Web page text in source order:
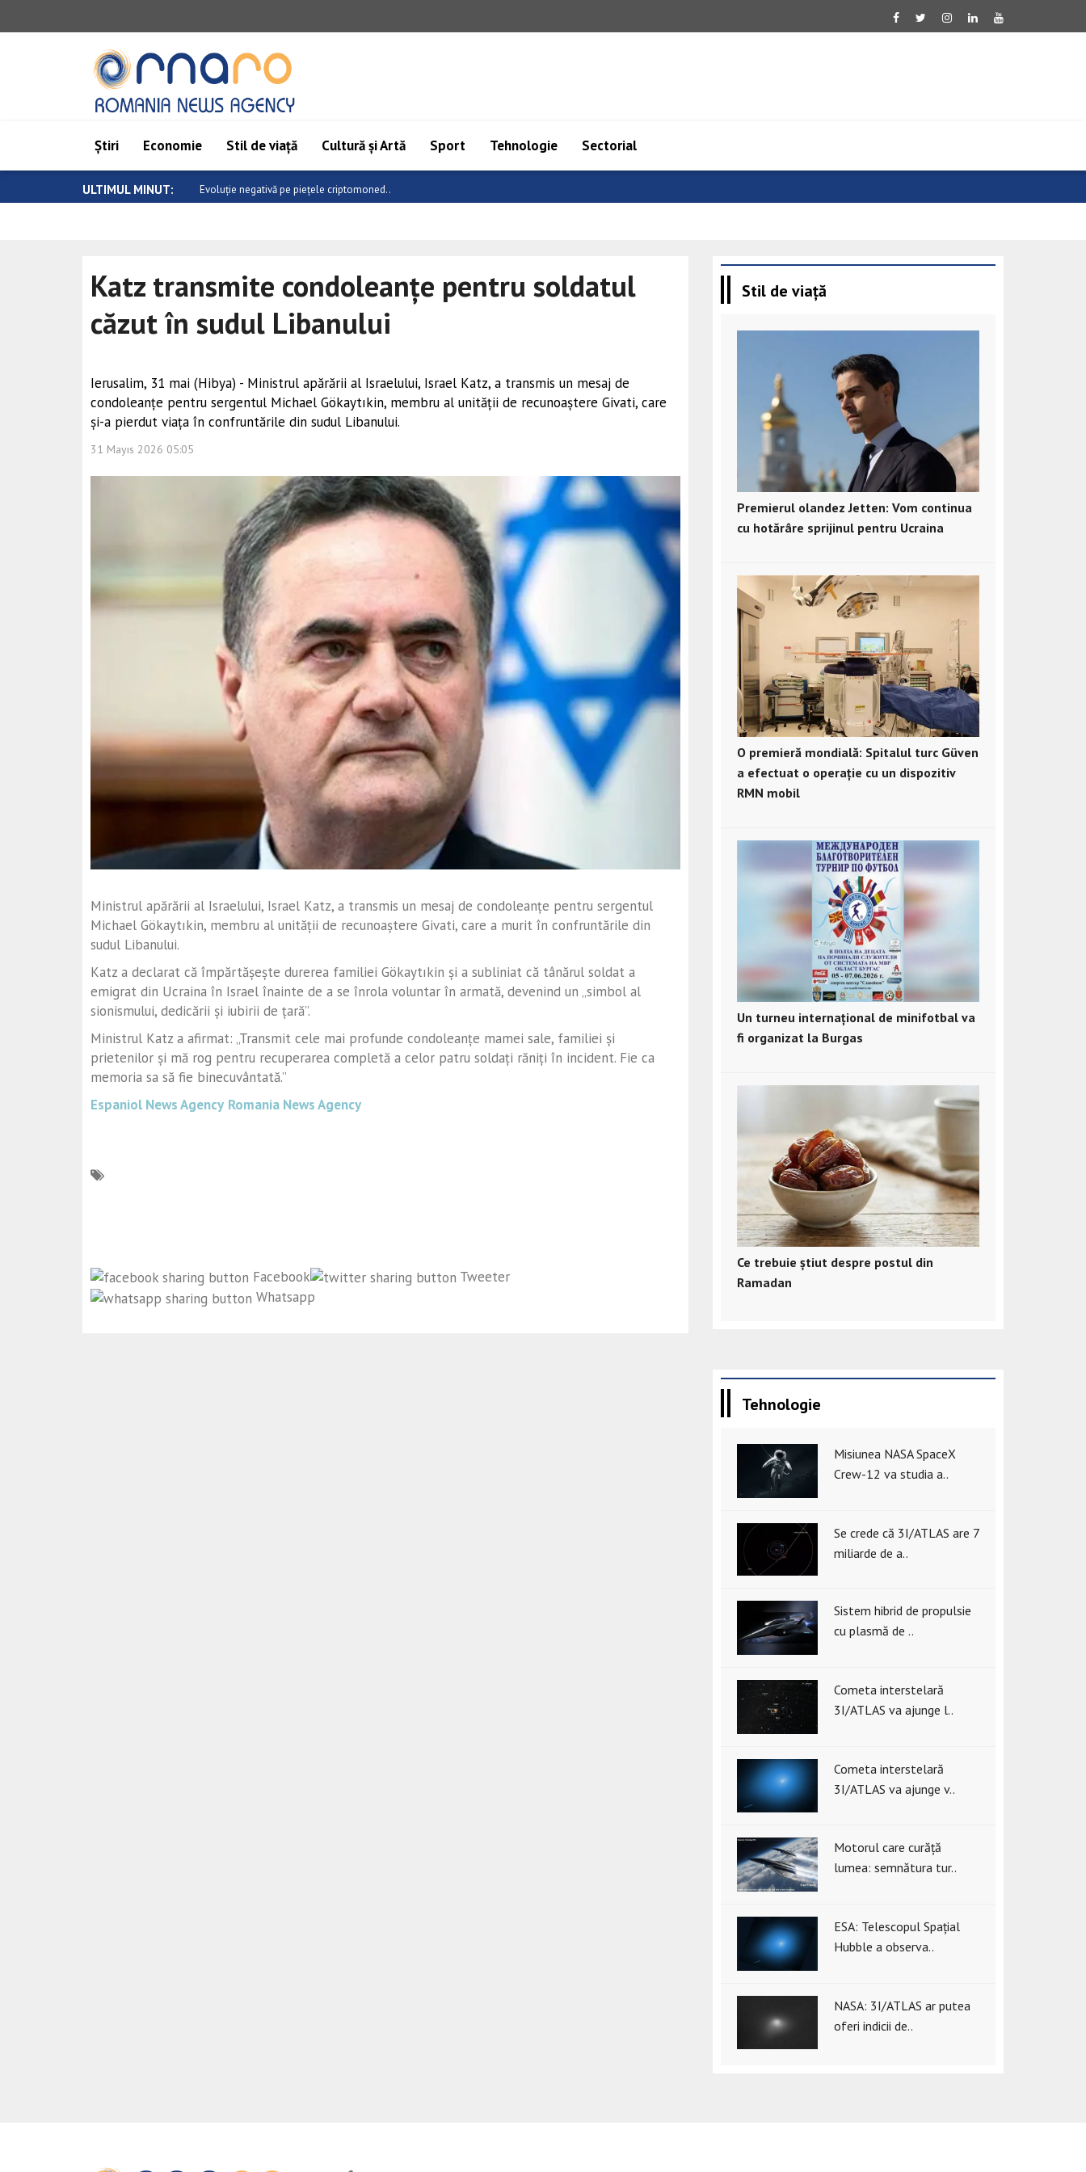
Știri Economie Stil de viață Cultură și Artă Sport Tehnologie Sectorial
ULTIMUL MINUT: Saar: Epoca de aur a relațiilor dintre C..
Katz transmite condoleanțe pentru soldatul
căzut în sudul Libanului
Ierusalim, 31 mai (Hibya) - Ministrul apărării al Israelului, Israel Katz, a transmis un mesaj de
condoleanțe pentru sergentul Michael Gökaytıkin, membru al unității de recunoaștere Givati, care
și-a pierdut viața în confruntările din sudul Libanului.
31 Mayıs 2026 05:05
Ministrul apărării al Israelului, Israel Katz, a transmis un mesaj de condoleanțe pentru sergentul
Michael Gökaytıkin, membru al unității de recunoaștere Givati, care a murit în confruntările din
sudul Libanului.
Katz a declarat că împărtășește durerea familiei Gökaytıkin și a subliniat că tânărul soldat a
emigrat din Ucraina în Israel înainte de a se înrola voluntar în armată, devenind un „simbol al
sionismului, dedicării și iubirii de țară”.
Ministrul Katz a afirmat: „Transmit cele mai profunde condoleanțe mamei sale, familiei și
prietenilor și mă rog pentru recuperarea completă a celor patru soldați răniți în incident. Fie ca
memoria sa să fie binecuvântată.”
Espaniol News Agency Romania News Agency
Facebook
Tweeter
Whatsapp
Stil de viață
Premierul olandez Jetten: Vom continua
cu hotărâre sprijinul pentru Ucraina
O premieră mondială: Spitalul turc Güven
a efectuat o operație cu un dispozitiv
RMN mobil
Un turneu internațional de minifotbal va
fi organizat la Burgas
Ce trebuie știut despre postul din
Ramadan
Tehnologie
Misiunea NASA SpaceX
Crew-12 va studia a..
Se crede că 3I/ATLAS are 7
miliarde de a..
Sistem hibrid de propulsie
cu plasmă de ..
Cometa interstelară
3I/ATLAS va ajunge l..
Cometa interstelară
3I/ATLAS va ajunge v..
Motorul care curăță
lumea: semnătura tur..
ESA: Telescopul Spațial
Hubble a observa..
NASA: 3I/ATLAS ar putea
oferi indicii de..